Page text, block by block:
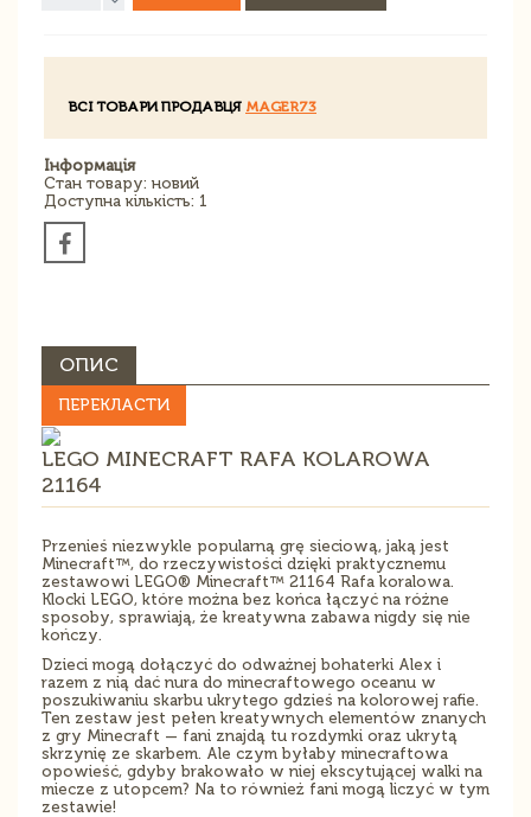
ВСІ ТОВАРИ ПРОДАВЦЯ MAGER73
Інформація
Стан товару: новий
Доступна кількість: 1
ОПИС
ПЕРЕКЛАСТИ
LEGO MINECRAFT RAFA KOLAROWA
21164
Przenieś niezwykle popularną grę sieciową, jaką jest
Minecraft™, do rzeczywistości dzięki praktycznemu
zestawowi LEGO® Minecraft™ 21164 Rafa koralowa.
Klocki LEGO, które można bez końca łączyć na różne
sposoby, sprawiają, że kreatywna zabawa nigdy się nie
kończy.
Dzieci mogą dołączyć do odważnej bohaterki Alex i
razem z nią dać nura do minecraftowego oceanu w
poszukiwaniu skarbu ukrytego gdzieś na kolorowej rafie.
Ten zestaw jest pełen kreatywnych elementów znanych
z gry Minecraft — fani znajdą tu rozdymki oraz ukrytą
skrzynię ze skarbem. Ale czym byłaby minecraftowa
opowieść, gdyby brakowało w niej ekscytującej walki na
miecze z utopcem? Na to również fani mogą liczyć w tym
zestawie!